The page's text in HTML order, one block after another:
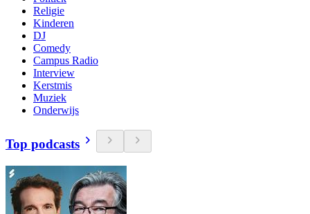
Religie
Kinderen
DJ
Comedy
Campus Radio
Interview
Kerstmis
Muziek
Onderwijs
Top podcasts